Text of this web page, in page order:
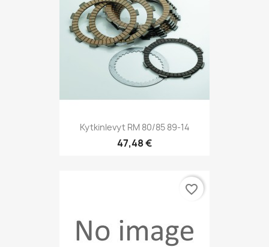
Kytkinlevyt RM 80/85 89-14
47,48 €
favorite_border